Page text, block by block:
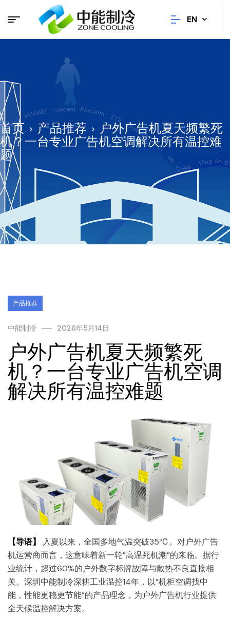
EN
首页 产品推荐
户外广告机夏天频繁死
机？一台专业广告机空调解决所有温控难
题
产品推荐
中能制冷 2026年5月14日
户外广告机夏天频繁死
机？一台专业广告机空调
解决所有温控难题
【导语】
入夏以来，全国多地气温突破35℃。对户外广告
机运营商而言，这意味着新一轮”高温死机潮”的来临。据行
业统计，超过60%的户外数字标牌故障与散热不良直接相
关。深圳中能制冷深耕工业温控14年，以”机柜空调找中
能，性能更稳更节能”的产品理念，为户外广告机行业提供
全天候温控解决方案。